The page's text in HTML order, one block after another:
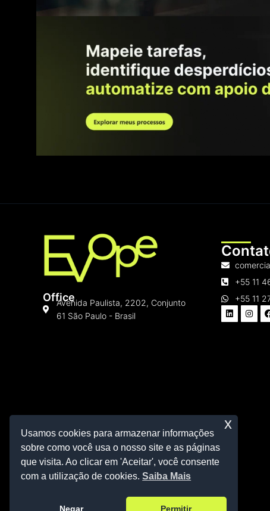
Office
Avenida Paulista, 2202, Conjunto
61 São Paulo - Brasil
+55 11
+55 11
Usamos cookies para armazenar informações
sobre como você usa o nosso site e as páginas
que visita. Ao clicar em 'Aceitar', você consente
com a utilização de cookies.Saiba Mais
Negar Permitir
x